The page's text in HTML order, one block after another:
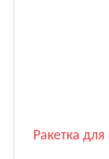
Ракетка для